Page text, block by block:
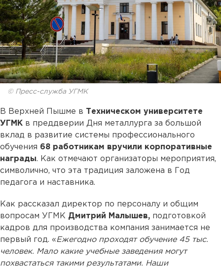
© Пресс-служба УГМК
В Верхней Пышме в Техническом университете
УГМК в преддверии Дня металлурга за большой
вклад в развитие системы профессионального
обучения 68 работникам вручили корпоративные
награды. Как отмечают организаторы мероприятия,
символично, что эта традиция заложена в Год
педагога и наставника.
Как рассказал директор по персоналу и общим
вопросам УГМК Дмитрий Малышев, подготовкой
кадров для производства компания занимается не
первый год. «Ежегодно проходят обучение 45 тыс.
человек. Мало какие учебные заведения могут
похвастаться такими результатами. Наши